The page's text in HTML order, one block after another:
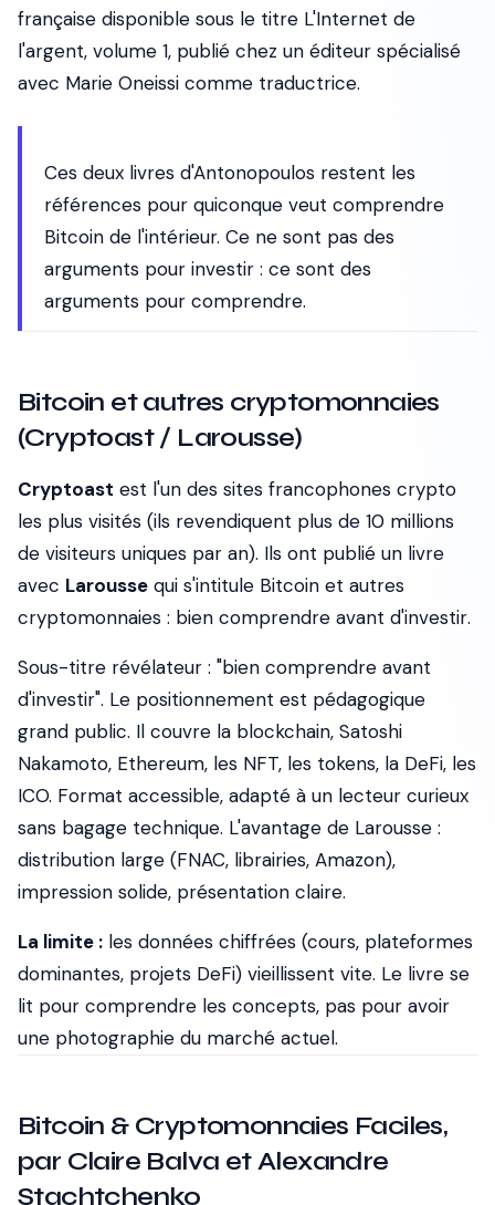
française disponible sous le titre L'Internet de
l'argent, volume 1, publié chez un éditeur spécialisé
avec Marie Oneissi comme traductrice.
Ces deux livres d'Antonopoulos restent les
références pour quiconque veut comprendre
Bitcoin de l'intérieur. Ce ne sont pas des
arguments pour investir : ce sont des
arguments pour comprendre.
Bitcoin et autres cryptomonnaies
(Cryptoast / Larousse)
Cryptoast est l'un des sites francophones crypto
les plus visités (ils revendiquent plus de 10 millions
de visiteurs uniques par an). Ils ont publié un livre
avec Larousse qui s'intitule Bitcoin et autres
cryptomonnaies : bien comprendre avant d'investir.
Sous-titre révélateur : "bien comprendre avant
d'investir". Le positionnement est pédagogique
grand public. Il couvre la blockchain, Satoshi
Nakamoto, Ethereum, les NFT, les tokens, la DeFi, les
ICO. Format accessible, adapté à un lecteur curieux
sans bagage technique. L'avantage de Larousse :
distribution large (FNAC, librairies, Amazon),
impression solide, présentation claire.
La limite : les données chiffrées (cours, plateformes
dominantes, projets DeFi) vieillissent vite. Le livre se
lit pour comprendre les concepts, pas pour avoir
une photographie du marché actuel.
Bitcoin & Cryptomonnaies Faciles,
par Claire Balva et Alexandre
Stachtchenko